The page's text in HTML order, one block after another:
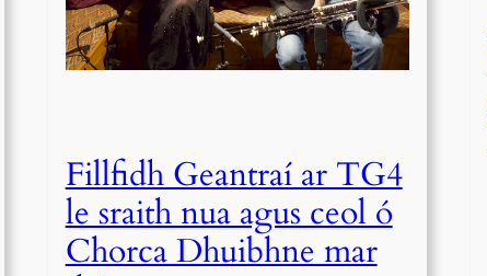
Fillfidh Geantraí ar TG4
le sraith nua agus ceol ó
Chorca Dhuibhne mar